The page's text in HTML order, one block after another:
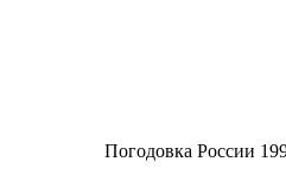
Погодовка России